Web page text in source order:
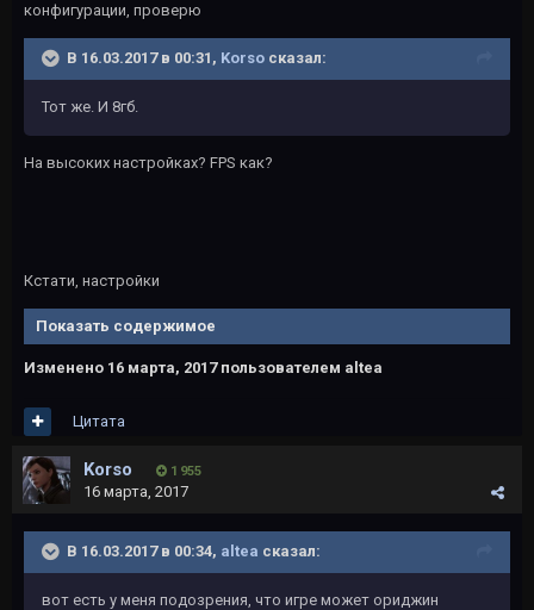
конфигурации, проверю
В 16.03.2017 в 00:31, Korso сказал:
Тот же. И 8гб.
На высоких настройках? FPS как?
Кстати, настройки
Показать содержимое
Изменено 16 марта, 2017пользователем altea
Цитата
Korso 1 955
16 марта, 2017
В 16.03.2017 в 00:34, altea сказал:
вот есть у меня подозрения, что игре может ориджин